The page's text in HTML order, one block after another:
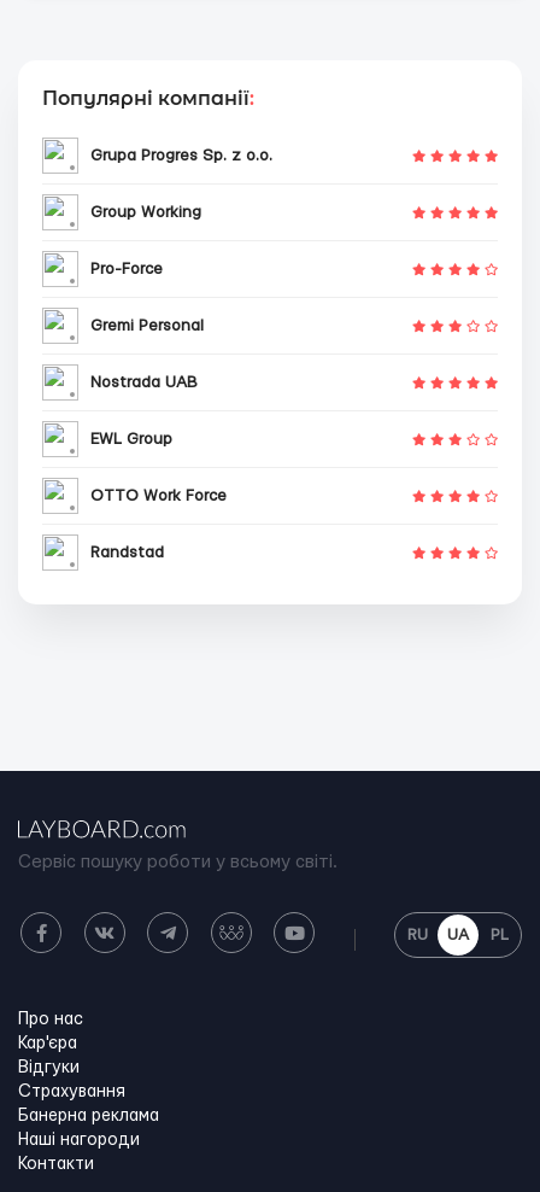
Популярні компанії:
Grupa Progres Sp. z o.o.
Group Working
Pro-Force
Gremi Personal
Nostrada UAB
EWL Group
OTTO Work Force
Randstad
Сервіс пошуку роботи у всьому світі.
RU UA PL
Про нас
Кар'єра
Відгуки
Страхування
Банерна реклама
Наші нагороди
Контакти